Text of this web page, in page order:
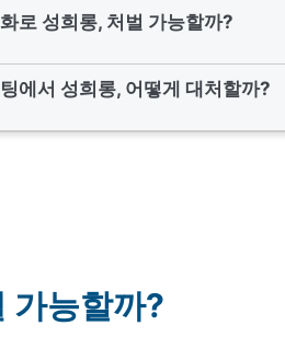
로 성희롱, 처벌 가능할까?
에서 성희롱, 어떻게 대처할까?
가능할까?